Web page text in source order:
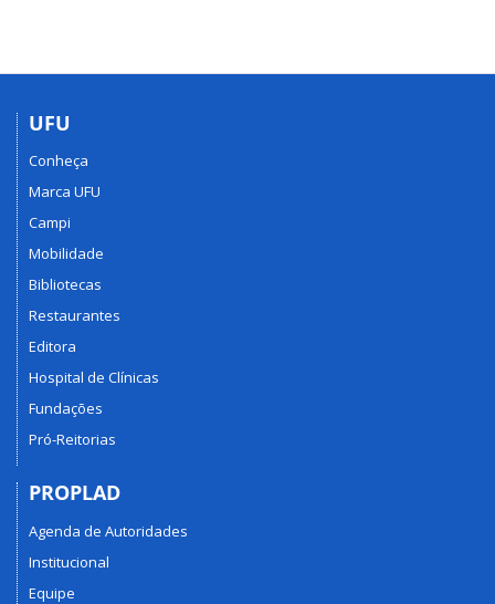
UFU
Conheça
Marca UFU
Campi
Mobilidade
Bibliotecas
Restaurantes
Editora
Hospital de Clínicas
Fundações
Pró-Reitorias
PROPLAD
Agenda de Autoridades
Institucional
Equipe